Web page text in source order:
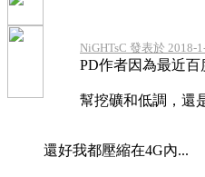
NiGHTsC 發表於 2018-
PD作者因為最近
幫挖礦和低調，還
還好我都壓縮在4G內...